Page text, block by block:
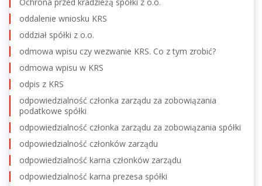
oddalenie wniosku KRS
oddział spółki z o.o.
odmowa wpisu czy wezwanie KRS. Co z tym zrobić?
odmowa wpisu w KRS
odpis z KRS
odpowiedzialność członka zarządu za zobowiązania
podatkowe spółki
odpowiedzialność członka zarządu za zobowiązania spółki
odpowiedzialność członków zarządu
odpowiedzialność karna członków zarządu
odpowiedzialność karna prezesa spółki